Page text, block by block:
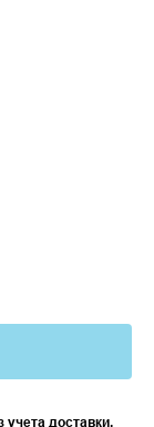
доставки.